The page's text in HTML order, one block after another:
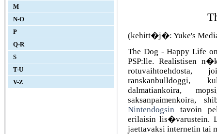
M
N-O
P
Q-R
S
T-U
V-Z
(kehitt�j�: Yuke's
The Dog - Happy Life
PSP:lle. Realistisen
rotuvaihtoehdosta,
ranskanbulldoggi,
dalmatiankoira,
saksanpaimenkoira,
Nintendogsin tavoin
erilaisin lis�varustein.
jaettavaksi internetin